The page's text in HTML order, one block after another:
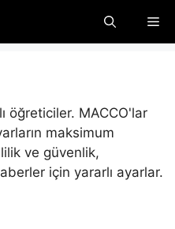
öğreticiler. MACCO'lar
maksimum
ve güvenlik,
için yararlı ayarlar.